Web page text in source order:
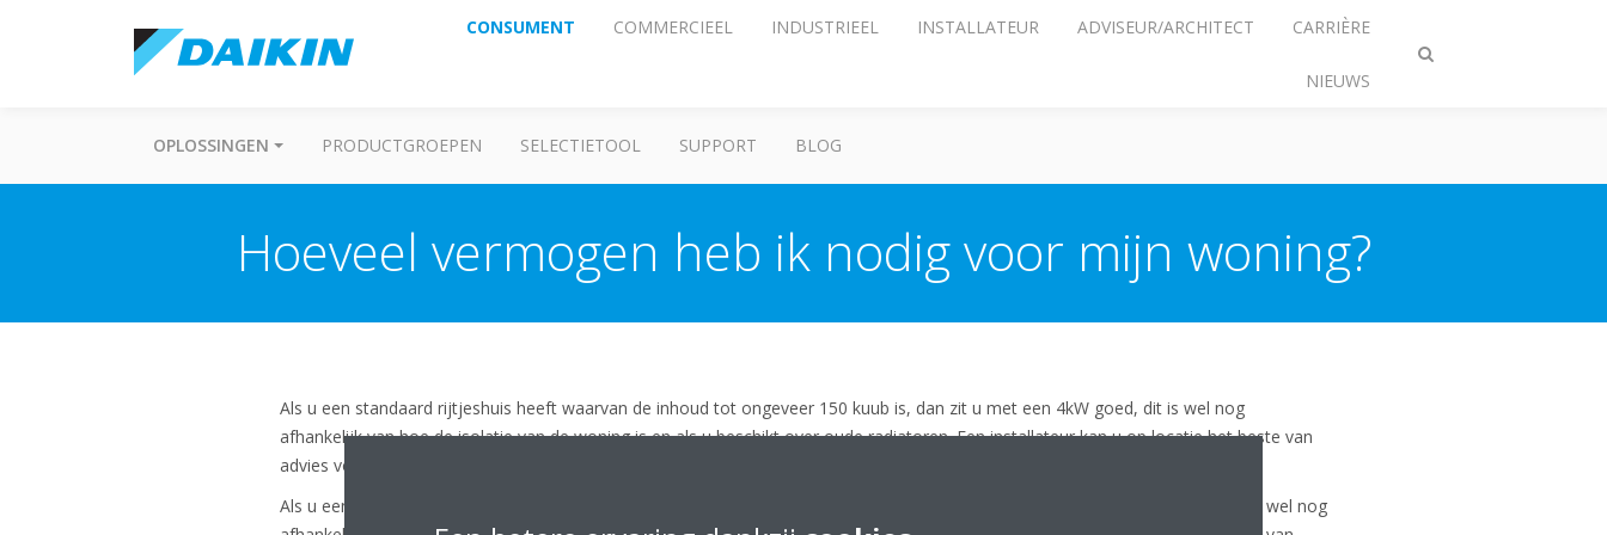
Zoeken
CONSUMENT COMMERCIEEL INDUSTRIEEL INSTALLATEUR ADVISEUR/ARCHITECT CARRIÈRE
NIEUWS
OPLOSSINGEN PRODUCTGROEPEN SELECTIETOOL SUPPORT BLOG
Hoeveel vermogen heb ik nodig voor mijn woning?
Als u een standaard rijtjeshuis heeft waarvan de inhoud tot ongeveer 150 kuub is, dan zit u met een 4kW goed, dit is wel nog
afhankelijk van hoe de isolatie van de woning is en als u beschikt over oude radiatoren. Een installateur kan u op locatie het beste van
advies voorzien.
Als u een woning heeft waarvan de inhoud meer dan 150 kuub is en tot ongeveer 300 kuub , dan zit u met een 6kW goed, dit is wel nog